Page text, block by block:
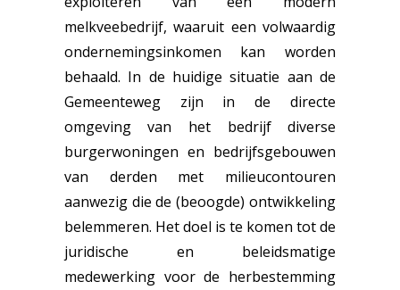
melkveebedrijf, waaruit een volwaardig
ondernemingsinkomen kan worden
behaald. In de huidige situatie aan de
Gemeenteweg zijn in de directe
omgeving van het bedrijf diverse
burgerwoningen en bedrijfsgebouwen
van derden met milieucontouren
aanwezig die de (beoogde) ontwikkeling
belemmeren. Het doel is te komen tot de
juridische en beleidsmatige
medewerking voor de herbestemming